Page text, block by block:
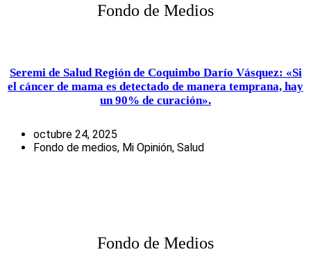
Fondo de Medios
Seremi de Salud Región de Coquimbo Darío Vásquez: «Si
el cáncer de mama es detectado de manera temprana, hay
un 90% de curación».
octubre 24, 2025
Fondo de medios, Mi Opinión, Salud
Fondo de Medios